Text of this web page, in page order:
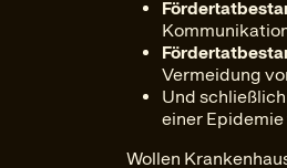
Vermeidung
Und
einer Epidemie
Wollen